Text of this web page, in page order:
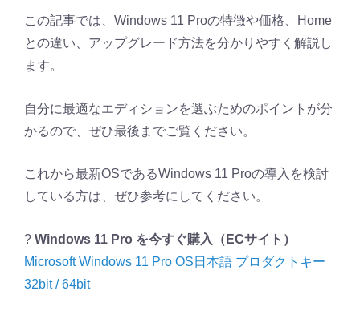
この記事では、Windows 11 Proの特徴や価格、Home
との違い、アップグレード方法を分かりやすく解説し
ます。
自分に最適なエディションを選ぶためのポイントが分
かるので、ぜひ最後までご覧ください。
これから最新OSであるWindows 11 Proの導入を検討
している方は、ぜひ参考にしてください。
? Windows 11 Pro を今すぐ購入（ECサイト）
Microsoft Windows 11 Pro OS日本語 プロダクトキー
32bit / 64bit